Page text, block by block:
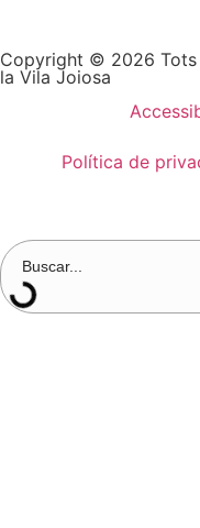
Copyright © 2026 Tots
la Vila Joiosa
Política de